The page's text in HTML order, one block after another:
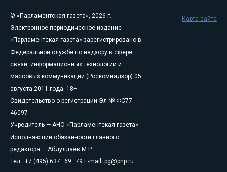
© «Парламентская газета», 2026 г.
Электронное периодическое издание
«Парламентская газета» зарегистрировано в
Федеральной службе по надзору в сфере
связи, информационных технологий и
массовых коммуникаций (Роскомнадзор) 05
августа 2011 года. 18+
Свидетельство о регистрации Эл № ФС77-
46097
Учредитель — АНО «Парламентская газета»
Исполняющий обязанности главного
редактора — Абдуллаев М.Р.
Тел.: +7 (495) 637–69–79 E-mail: pg@pnp.ru
Карта сайта